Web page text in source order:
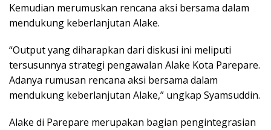
Kemudian merumuskan rencana aksi bersama dalam
mendukung keberlanjutan Alake.
“Output yang diharapkan dari diskusi ini meliputi
tersusunnya strategi pengawalan Alake Kota Parepare.
Adanya rumusan rencana aksi bersama dalam
mendukung keberlanjutan Alake,” ungkap Syamsuddin.
Alake di Parepare merupakan bagian pengintegrasian